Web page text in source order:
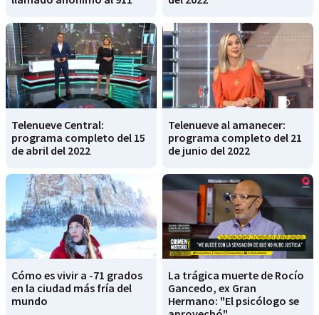
Telenueve Central:
programa completo del 15
de abril del 2022
Telenueve al amanecer:
programa completo del 21
de junio del 2022
Cómo es vivir a -71 grados
en la ciudad más fría del
mundo
La trágica muerte de Rocío
Gancedo, ex Gran
Hermano: "El psicólogo se